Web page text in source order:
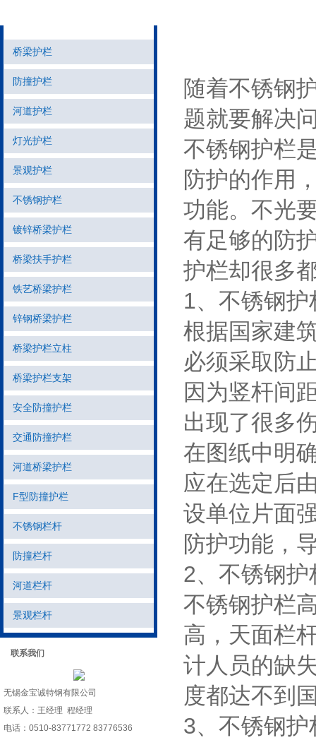
桥梁护栏
防撞护栏
河道护栏
灯光护栏
景观护栏
不锈钢护栏
镀锌桥梁护栏
桥梁扶手护栏
铁艺桥梁护栏
锌钢桥梁护栏
桥梁护栏立柱
桥梁护栏支架
安全防撞护栏
交通防撞护栏
河道桥梁护栏
F型防撞护栏
不锈钢栏杆
防撞栏杆
河道栏杆
景观栏杆
联系我们
无锡金宝诚特钢有限公司
联系人：王经理 程经理
电话：0510-83771772 83776536
随着不锈钢
题就要解决
不锈钢护栏
防护的作用
功能。不光
有足够的防
护栏却很多
1、不锈钢
根据国家建
必须采取防
因为竖杆间
出现了很多
在图纸中明
应在选定后
设单位片面
防护功能，
2、不锈钢
不锈钢护栏
高，天面栏
计人员的缺
度都达不到
3、不锈钢